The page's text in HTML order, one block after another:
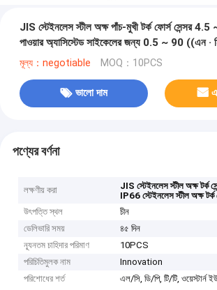
JIS স্টেইনলেস স্টীল অক্ষ পাঁচ-মুখী টর্ক ফোর্স সেন্সর
পাওয়ার অ্যাসিস্টেড সাইকেলের জন্য 0.5 ~ 90 ((এন
মূল্য：negotiable MOQ：10PCS
ভালো দাম
পণ্যের বর্ণনা
লক্ষণীয় করা JIS স্টেইনলেস স্টীল অক্ষ টর্ক
IP66 স্টেইনলেস স্টীল অক্ষ টর্ক
উৎপত্তি স্থল
চীন
ডেলিভারি সময়
৪৫ দিন
ন্যূনতম চাহিদার পরিমাণ
10PCS
পরিচিতিমুলক নাম
Innovation
পরিশোধের শর্ত
এল/সি, ডি/পি, টি/টি, ওয়েস্টার্ন